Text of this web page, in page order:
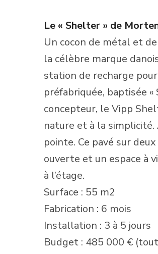
Le « Shelter » de
Un cocon de métal et
la célèbre marque
station de recharge
préfabriquée, baptisée
concepteur, le Vipp
nature et à la
pointe. Ce pavé sur
ouverte et un espace à
à l’étage.
Surface : 55 m2
Fabrication : 6 mois
Installation : 3 à 5 jours
Budget : 485 000 €